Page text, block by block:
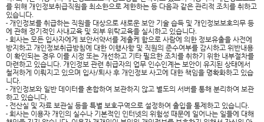
를 위해 개인정보취급직원을 최소한으로 제한하는 등 다음과 같은 관리적 조치를 취하고
있습니다.
- 개인정보를 취급하는 직원을 대상으로 새로운 보안 기술 습득 및 개인정보보호의무 등
에 관해 정기적인 사내교육 및 외부 위탁교육을 실시하고 있습니다.
- 회사는 모든 입사자에게 보안서약서를 제출케 함으로 사람에 의한 정보유출을 사전에
방지하고 개인정보취급방침에 대한 이행사항 및 직원의 준수여부를 감시하고 위반내용
이 확인되는 경우 이를 시정 또는 개선하고 기타 필요한 조치를 취하기 위한 내부절차를
마련하고 있습니다. 개인정보 관련 취급자의 업무 인수인계는 보안이 유지된 상태에서
철저하게 이뤄지고 있으며 입사/퇴사 후 개인정보 사고에 대한 책임을 명확화하고 있습
니다.
- 개인정보와 일반 데이터를 혼합하여 보관하지 않고 별도의 서버를 통해 분리하여 보관
하고 있습니다.
- 전산실 및 자료 보관실 등을 특별 보호구역으로 설정하여 출입을 통제하고 있습니다.
- 회사는 이용자 개인의 실수나 기본적인 인터넷의 위험성 때문에 일어나는 일들에 대해